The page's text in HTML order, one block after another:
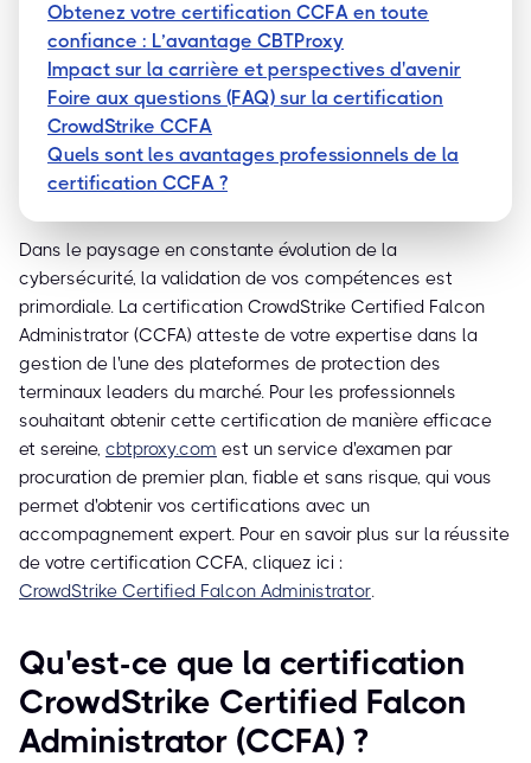
Obtenez votre certification CCFA en toute
confiance : L’avantage CBTProxy
Impact sur la carrière et perspectives d'avenir
Foire aux questions (FAQ) sur la certification
CrowdStrike CCFA
Quels sont les avantages professionnels de la
certification CCFA ?
Dans le paysage en constante évolution de la
cybersécurité, la validation de vos compétences est
primordiale. La certification CrowdStrike Certified Falcon
Administrator (CCFA) atteste de votre expertise dans la
gestion de l'une des plateformes de protection des
terminaux leaders du marché. Pour les professionnels
souhaitant obtenir cette certification de manière efficace
et sereine, cbtproxy.com est un service d'examen par
procuration de premier plan, fiable et sans risque, qui vous
permet d'obtenir vos certifications avec un
accompagnement expert. Pour en savoir plus sur la réussite
de votre certification CCFA, cliquez ici :
CrowdStrike Certified Falcon Administrator.
Qu'est-ce que la certification
CrowdStrike Certified Falcon
Administrator (CCFA) ?